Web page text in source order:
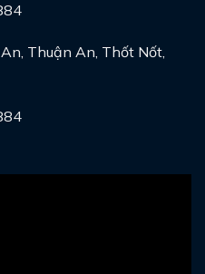
Thuận An, Thốt Nốt,